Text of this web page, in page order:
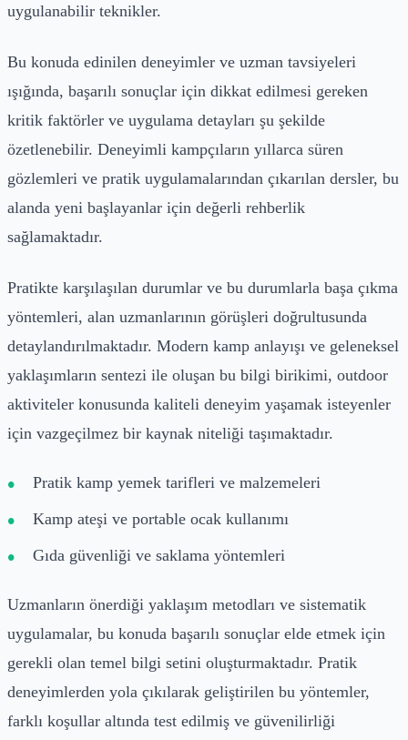
uygulanabilir teknikler.
Bu konuda edinilen deneyimler ve uzman tavsiyeleri
ışığında, başarılı sonuçlar için dikkat edilmesi gereken
kritik faktörler ve uygulama detayları şu şekilde
özetlenebilir. Deneyimli kampçıların yıllarca süren
gözlemleri ve pratik uygulamalarından çıkarılan dersler, bu
alanda yeni başlayanlar için değerli rehberlik
sağlamaktadır.
Pratikte karşılaşılan durumlar ve bu durumlarla başa çıkma
yöntemleri, alan uzmanlarının görüşleri doğrultusunda
detaylandırılmaktadır. Modern kamp anlayışı ve geleneksel
yaklaşımların sentezi ile oluşan bu bilgi birikimi, outdoor
aktiviteler konusunda kaliteli deneyim yaşamak isteyenler
için vazgeçilmez bir kaynak niteliği taşımaktadır.
Pratik kamp yemek tarifleri ve malzemeleri
Kamp ateşi ve portable ocak kullanımı
Gıda güvenliği ve saklama yöntemleri
Uzmanların önerdiği yaklaşım metodları ve sistematik
uygulamalar, bu konuda başarılı sonuçlar elde etmek için
gerekli olan temel bilgi setini oluşturmaktadır. Pratik
deneyimlerden yola çıkılarak geliştirilen bu yöntemler,
farklı koşullar altında test edilmiş ve güvenilirliği